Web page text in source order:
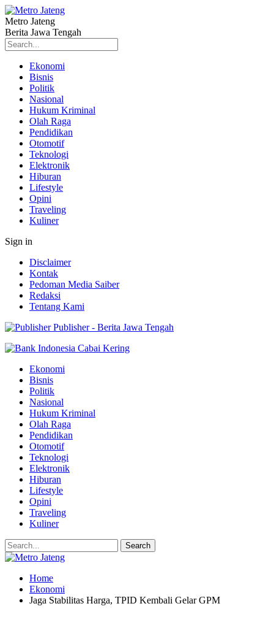
Metro Jateng
Berita Jawa Tengah
Ekonomi
Bisnis
Politik
Nasional
Hukum Kriminal
Olah Raga
Pendidikan
Otomotif
Teknologi
Elektronik
Hiburan
Lifestyle
Opini
Traveling
Kuliner
Sign in
Disclaimer
Kontak
Pedoman Media Saiber
Redaksi
Tentang Kami
Publisher - Berita Jawa Tengah
Ekonomi
Bisnis
Politik
Nasional
Hukum Kriminal
Olah Raga
Pendidikan
Otomotif
Teknologi
Elektronik
Hiburan
Lifestyle
Opini
Traveling
Kuliner
Home
Ekonomi
Jaga Stabilitas Harga, TPID Kembali Gelar GPM